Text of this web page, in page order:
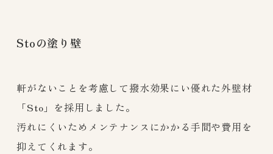
Stoの塗り壁
軒がないことを考慮して撥水効果にい優れた外壁材
「Sto」を採用しました。
汚れにくいためメンテナンスにかかる手間や費用を
抑えてくれます。